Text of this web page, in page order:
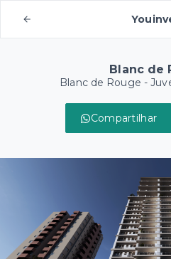
Blanc de
Blanc de Rouge -
Compartilhar